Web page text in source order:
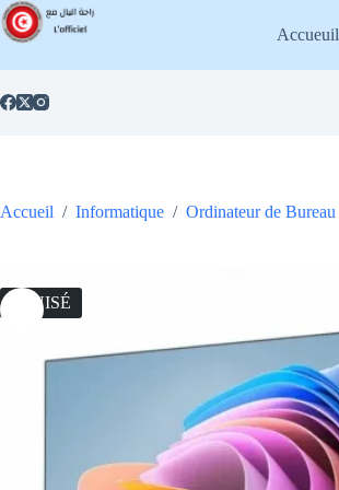
Passer
au
contenu
Accueuil
Accueil / Informatique / Ordinateur de Bureau
ÉPUISÉ